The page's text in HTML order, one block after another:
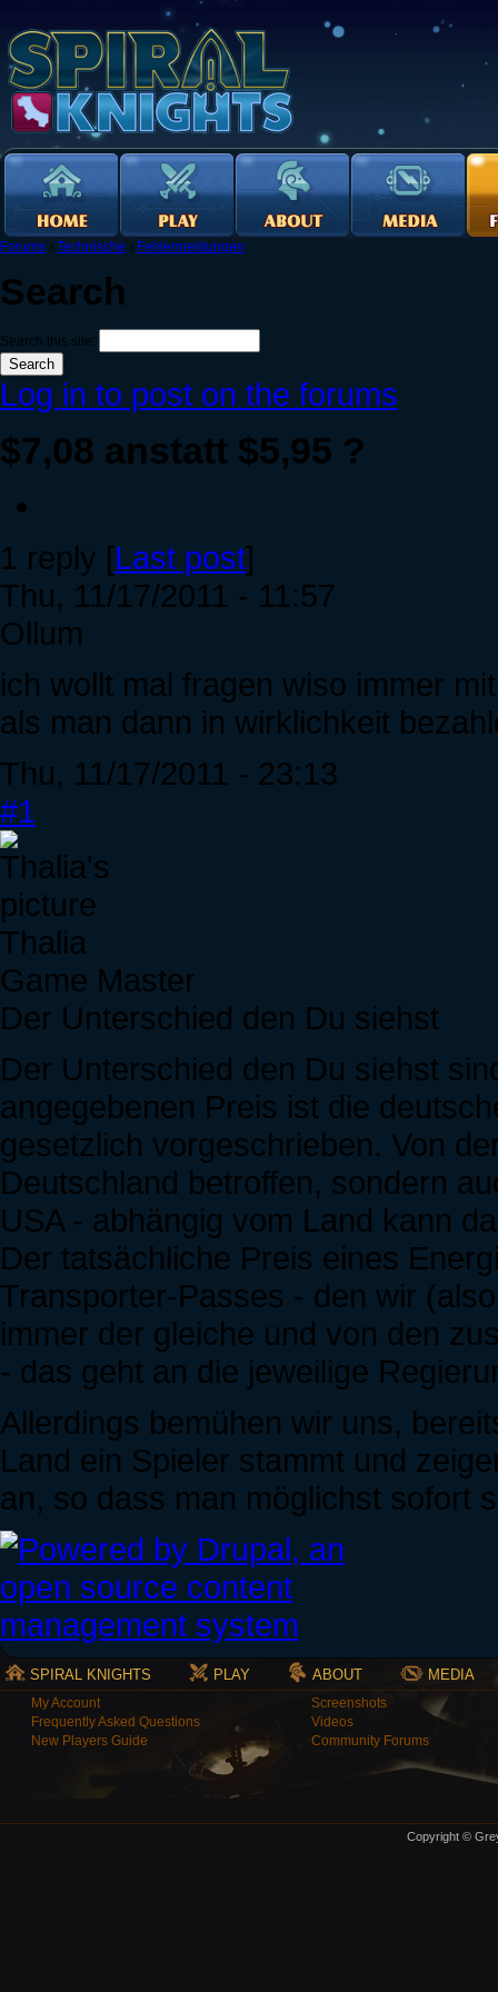
Forums › Technische › Fehlermeldungen
Search
Search this site:
Log in to post on the forums
$7,08 anstatt $5,95 ?
1 reply [Last post]
Thu, 11/17/2011 - 11:57
Ollum
ich wollt mal fragen wiso immer
als man dann in wirklichkeit
Thu, 11/17/2011 - 23:13
#1
Thalia
Game Master
Der Unterschied den Du siehst
Der Unterschied den Du siehst
angegebenen Preis ist die
gesetzlich vorgeschrieben. Von
Deutschland betroffen, sondern
USA - abhängig vom Land kann
Der tatsächliche Preis eines
Transporter-Passes - den wir
immer der gleiche und von den
- das geht an die jeweilige
Allerdings bemühen wir uns,
Land ein Spieler stammt und
an, so dass man möglichst sofort
SPIRAL KNIGHTS PLAY ABOUT MEDIA
My Account
Frequently Asked Questions
New Players Guide
Screenshots
Videos
Community Forums
Copyright ©